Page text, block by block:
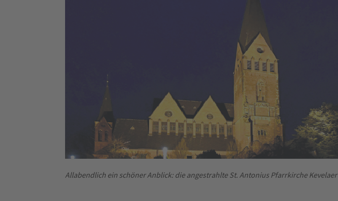
Allabendlich ein schöner Anblick: die angestrahlte St. Antonius Pfarrkirche Kevelaer